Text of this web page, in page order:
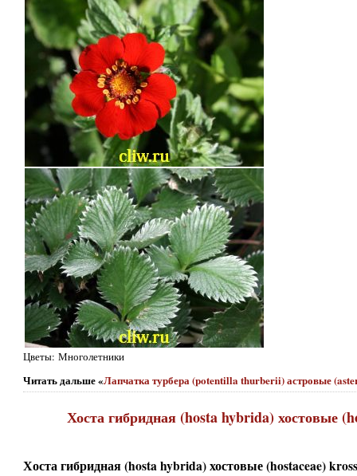
Цветы: Многолетники
Читать дальше «Лапчатка турбера (potentilla thurberii) астровые
Хоста гибридная (hosta hybrida) хостовые
Хоста гибридная (hosta hybrida) хостовые (hostaceae)